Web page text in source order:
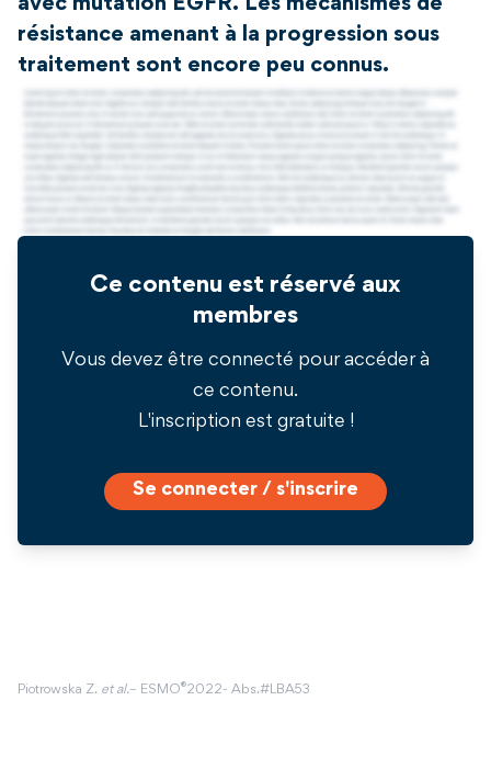
avec mutation EGFR. Les mécanismes de
résistance amenant à la progression sous
traitement sont encore peu connus.
Ce contenu est réservé aux
membres
Vous devez être connecté pour accéder à
ce contenu.
L'inscription est gratuite !
Se connecter / s'inscrire
Piotrowska Z. et al.– ESMO®2022- Abs.#LBA53